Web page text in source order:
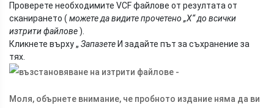
Проверете необходимите VCF файлове от резултата от
сканирането ( можете да видите прочетено „X“ до всички
изтрити файлове).
Кликнете върху „ Запазете И задайте път за съхранение за
тях.
Моля, обърнете внимание, че пробното издание няма да ви